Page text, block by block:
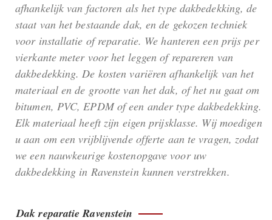
afhankelijk van factoren als het type dakbedekking, de
staat van het bestaande dak, en de gekozen techniek
voor installatie of reparatie. We hanteren een prijs per
vierkante meter voor het leggen of repareren van
dakbedekking. De kosten variëren afhankelijk van het
materiaal en de grootte van het dak, of het nu gaat om
bitumen, PVC, EPDM of een ander type dakbedekking.
Elk materiaal heeft zijn eigen prijsklasse. Wij moedigen
u aan om een vrijblijvende offerte aan te vragen, zodat
we een nauwkeurige kostenopgave voor uw
dakbedekking in Ravenstein kunnen verstrekken.
Dak reparatie Ravenstein